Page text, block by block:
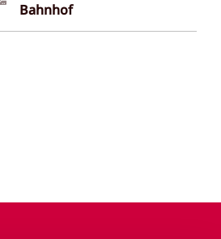
Bahnhof